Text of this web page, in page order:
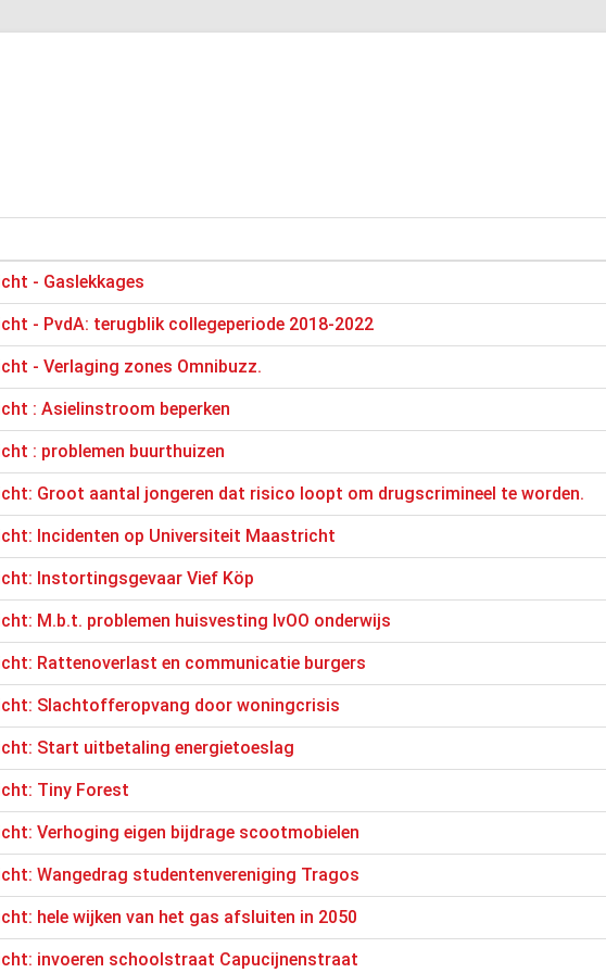
- Gaslekkages
- PvdA: terugblik collegeperiode 2018-2022
- Verlaging zones Omnibuzz.
: Asielinstroom beperken
: problemen buurthuizen
Groot aantal jongeren dat risico loopt om drugscrimineel te worden.
Incidenten op Universiteit Maastricht
Instortingsgevaar Vief Köp
M.b.t. problemen huisvesting IvOO onderwijs
Rattenoverlast en communicatie burgers
Slachtofferopvang door woningcrisis
Start uitbetaling energietoeslag
Tiny Forest
Verhoging eigen bijdrage scootmobielen
Wangedrag studentenvereniging Tragos
hele wijken van het gas afsluiten in 2050
invoeren schoolstraat Capucijnenstraat